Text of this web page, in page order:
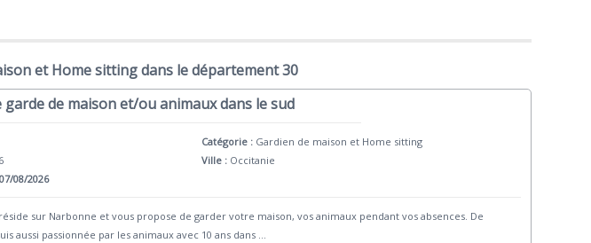
et Home sitting dans le département 30
garde de maison et/ou animaux dans le sud
07/08/2026
Catégorie : Gardien de maison et Home sitting
Ville : Occitanie
sur Narbonne et vous propose de garder votre maison, vos animaux pendant vos absences. De
aussi passionnée par les animaux avec 10 ans dans ...